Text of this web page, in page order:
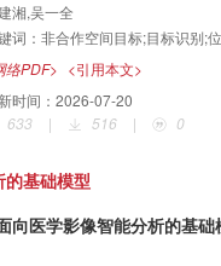
法在复杂空间环境下展现出更强
无监督策略进一步提升跨域泛化
势感知技术发展与工程应用提供
湘,吴一全
词： 非合作空间目标;目标识别;位姿估计;视觉;深度学习;多模
络PDF> <引用本文>
时间： 2026-07-20
633
| 516 | 0
基础模型
向医学影像智能分析的基